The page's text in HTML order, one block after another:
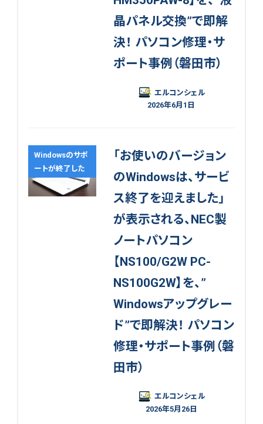
晶パネル交換”で即解
決！ パソコン修理・サ
ポート事例（磐田市）
エルコンシェル
2026年6月1日
Windowsのサポ
ートが終了した
「お使いのバージョン
のWindowsは、サービ
ス終了を迎えました」
が表示される、NEC製
ノートパソコン
【NS100/G2W PC-
NS100G2W】を、”
Windowsアップグレー
ド”で即解決！ パソコン
修理・サポート事例（磐
田市）
エルコンシェル
2026年5月26日